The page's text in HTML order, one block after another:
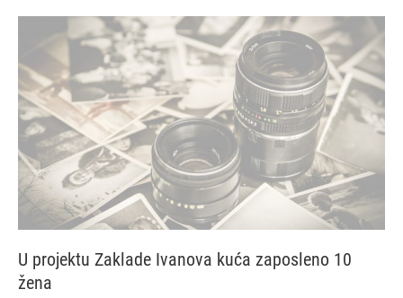
U projektu Zaklade Ivanova kuća zaposleno 10
žena